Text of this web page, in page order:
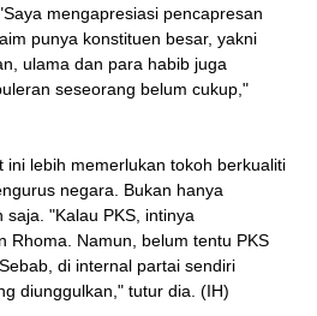
mengapresiasi pencapresan
punya konstituen besar, yakni
ulama dan para habib juga
seseorang belum cukup,"
ini lebih memerlukan tokoh berkualiti
negara. Bukan hanya
"Kalau PKS, intinya
Rhoma. Namun, belum tentu PKS
di internal partai sendiri
diunggulkan," tutur dia. (IH)